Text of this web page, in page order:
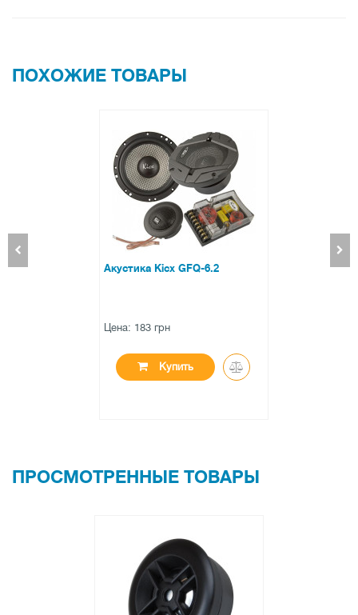
ПОХОЖИЕ ТОВАРЫ
Акустика Kicx GFQ-6.2
Цена: 183 грн
Купить
ПРОСМОТРЕННЫЕ ТОВАРЫ